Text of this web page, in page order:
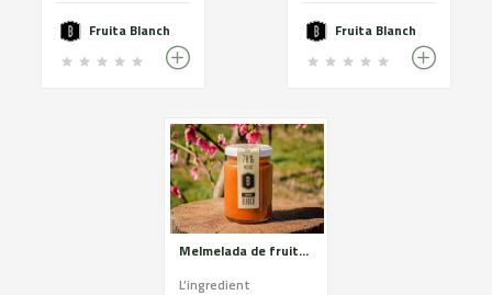
Fruita Blanch
selecció de
#melmelades amb
sabors més exòtics :
de vermouth , de
cava, i vi negre
Fruita Blanch
Melmelada de fruita i verdures
L’ingredient